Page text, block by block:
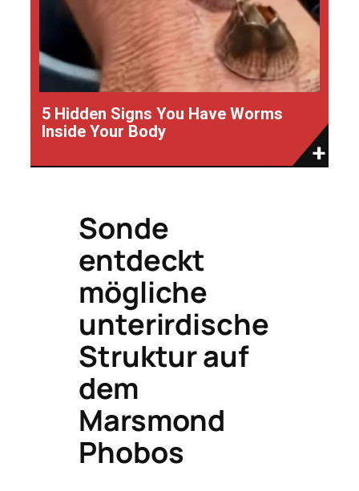
5 Hidden Signs You Have Worms
Inside Your Body
Sonde
entdeckt
mögliche
unterirdische
Struktur auf
dem
Marsmond
Phobos